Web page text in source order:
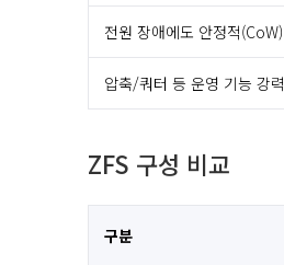
전원 장애에도 안정적(CoW)
압축/쿼터 등 운영 기능 강력
ZFS 구성 비교
구분